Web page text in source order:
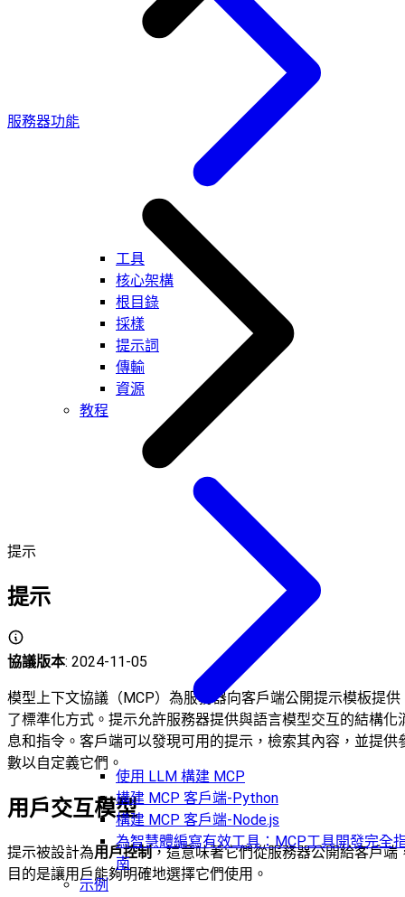
工具
核心架構
根目錄
採樣
提示詞
傳輸
資源
教程
使用 LLM 構建 MCP
構建 MCP 客戶端-Python
構建 MCP 客戶端-Node.js
為智慧體編寫有效工具：MCP工具開發完全
南
示例
服務器功能
提示
提示
協議版本: 2024-11-05
模型上下文協議（MCP）為服務器向客戶端公開提示模板提供
了標準化方式。提示允許服務器提供與語言模型交互的結構化
息和指令。客戶端可以發現可用的提示，檢索其內容，並提供
數以自定義它們。
用戶交互模型
提示被設計為用戶控制，這意味著它們從服務器公開給客戶端
目的是讓用戶能夠明確地選擇它們使用。